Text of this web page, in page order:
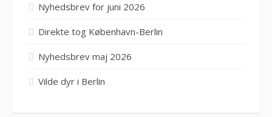
Nyhedsbrev for juni 2026
Direkte tog København-Berlin
Nyhedsbrev maj 2026
Vilde dyr i Berlin